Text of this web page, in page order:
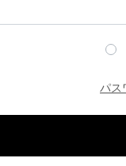
パス